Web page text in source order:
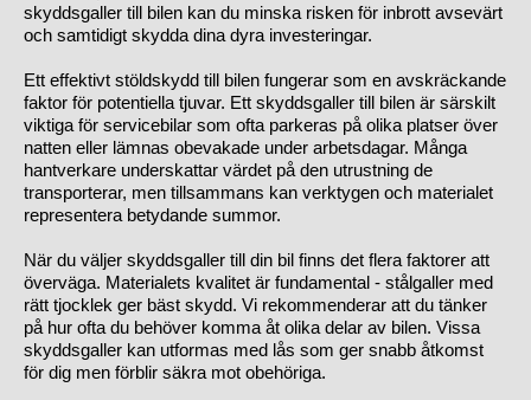
skyddsgaller till bilen kan du minska risken för inbrott avsevärt
och samtidigt skydda dina dyra investeringar.
Ett effektivt stöldskydd till bilen fungerar som en avskräckande
faktor för potentiella tjuvar. Ett skyddsgaller till bilen är särskilt
viktiga för servicebilar som ofta parkeras på olika platser över
natten eller lämnas obevakade under arbetsdagar. Många
hantverkare underskattar värdet på den utrustning de
transporterar, men tillsammans kan verktygen och materialet
representera betydande summor.
När du väljer skyddsgaller till din bil finns det flera faktorer att
överväga. Materialets kvalitet är fundamental - stålgaller med
rätt tjocklek ger bäst skydd. Vi rekommenderar att du tänker
på hur ofta du behöver komma åt olika delar av bilen. Vissa
skyddsgaller kan utformas med lås som ger snabb åtkomst
för dig men förblir säkra mot obehöriga.
WORK SYSTEM ÖSTERSUND